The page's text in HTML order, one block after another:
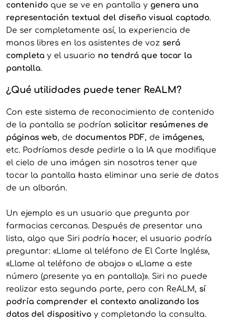
contenidoque se ve en pantalla y genera una
representación textual del diseño visual captado.
De ser completamente así, la experiencia de
manos libres en los asistentes de voz será
completay el usuario no tendrá que tocar la
pantalla.
¿Qué utilidades puede tener ReALM?
Con este sistema de reconocimiento de contenido
de la pantalla se podrían solicitar resúmenes de
páginas web, de documentos PDF, de imágenes,
etc. Podríamos desde pedirle a la IA que modifique
el cielo de una imágen sin nosotros tener que
tocar la pantalla hasta eliminar una serie de datos
de un albarán.
Un ejemplo es un usuario que pregunta por
farmacias cercanas. Después de presentar una
lista, algo que Siri podría hacer, el usuario podría
preguntar: «Llame al teléfono de El Corte Inglés»,
«Llame al teléfono de abajo» o «Llame a este
número (presente ya en pantalla)». Siri no puede
realizar esta segunda parte, pero con ReALM, sí
podría comprender el contexto analizando los
datos del dispositivoy completando la consulta.